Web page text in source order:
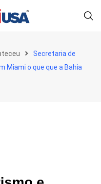
Secretaria de
Miami o que que a Bahia